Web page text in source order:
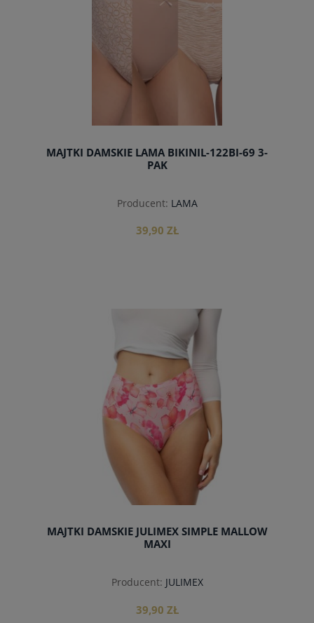
MAJTKI DAMSKIE LAMA BIKINIL-122BI-69 3-
PAK
Producent: LAMA
39,90 ZŁ
MAJTKI DAMSKIE JULIMEX SIMPLE MALLOW
MAXI
Producent: JULIMEX
39,90 ZŁ